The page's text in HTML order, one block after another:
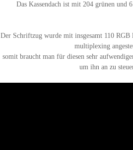
Das Kassendach ist mit 204 grünen und
Der Schriftzug wurde mit insgesamt 110
multiplexing
somit braucht man für diesen sehr
um ihn an zu